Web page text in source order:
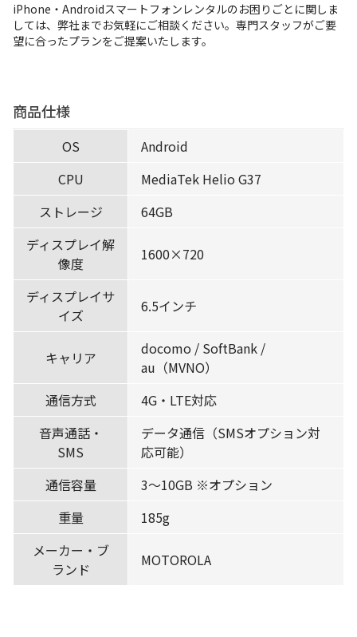
iPhone・Androidスマートフォンレンタルのお困りごとに関しま
しては、弊社までお気軽にご相談ください。専門スタッフがご要
望に合ったプランをご提案いたします。
商品仕様
OS
Android
CPU
MediaTek Helio G37
ストレージ
64GB
ディスプレイ解
像度
1600×720
ディスプレイサ
イズ
6.5インチ
キャリア
docomo / SoftBank /
au（MVNO）
通信方式
4G・LTE対応
音声通話・
SMS
データ通信（SMSオプション対
応可能）
通信容量
3〜10GB ※オプション
重量
185g
メーカー・ブ
ランド
MOTOROLA